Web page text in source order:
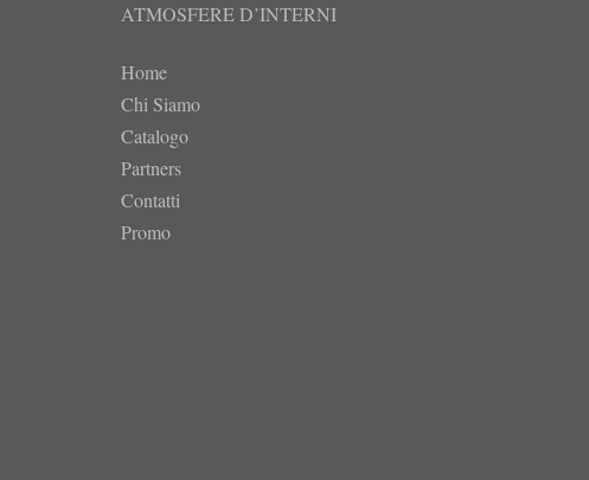
ATMOSFERE D’INTERNI
Home
Chi Siamo
Catalogo
Partners
Contatti
Promo